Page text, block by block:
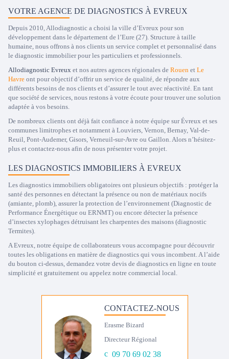
VOTRE AGENCE DE DIAGNOSTICS À EVREUX
Depuis 2010, Allodiagnostic a choisi la ville d’Evreux pour son
développement dans le département de l’Eure (27). Structure à taille
humaine, nous offrons à nos clients un service complet et personnalisé dans
le diagnostic immobilier pour les particuliers et professionnels.
Allodiagnostic Evreux et nos autres agences régionales de Rouen et Le
Havre ont pour objectif d’offrir un service de qualité, de répondre aux
différents besoins de nos clients et d’assurer le tout avec réactivité. En tant
que société de services, nous restons à votre écoute pour trouver une solution
adaptée à vos besoins.
De nombreux clients ont déjà fait confiance à notre équipe sur Évreux et ses
communes limitrophes et notamment à Louviers, Vernon, Bernay, Val-de-
Reuil, Pont-Audemer, Gisors, Verneuil-sur-Avre ou Gaillon. Alors n’hésitez-
plus et contactez-nous afin de nous présenter votre projet.
LES DIAGNOSTICS IMMOBILIERS À EVREUX
Les diagnostics immobiliers obligatoires ont plusieurs objectifs : protéger la
santé des personnes en détectant la présence ou non de matériaux nocifs
(amiante, plomb), assurer la protection de l’environnement (Diagnostic de
Performance Énergétique ou ERNMT) ou encore détecter la présence
d’insectes xylophages détruisant les charpentes des maisons (diagnostic
Termites).
A Evreux, notre équipe de collaborateurs vous accompagne pour découvrir
toutes les obligations en matière de diagnostics qui vous incombent. A l’aide
du bouton ci-dessus, demandez votre devis de diagnostics en ligne en toute
simplicité et gratuitement ou appelez notre commercial local.
CONTACTEZ-NOUS
Erasme Bizard
Directeur Régional
09 70 69 02 38